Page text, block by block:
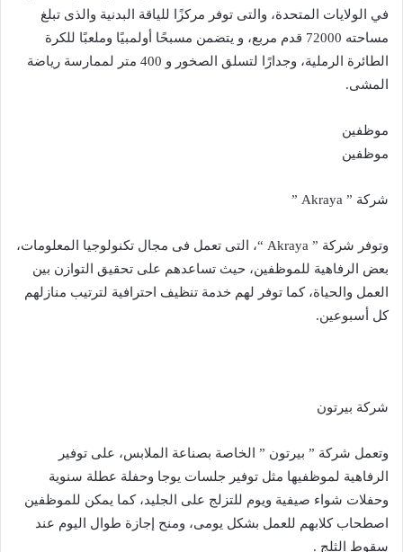
في الولايات المتحدة، والتى توفر مركزًا للياقة البدنية والذى تبلغ
مساحته 72000 قدم مربع، و يتضمن مسبحًا أولمبيًا وملعبًا للكرة
الطائرة الرملية، وجدارًا لتسلق الصخور و 400 متر لممارسة رياضة
المشى.
موظفين
موظفين
شركة ” Akraya ”
وتوفر شركة ” Akraya “، التى تعمل فى مجال تكنولوجيا المعلومات،
بعض الرفاهية للموظفين، حيث تساعدهم على تحقيق التوازن بين
العمل والحياة، كما توفر لهم خدمة تنظيف احترافية لترتيب منازلهم
كل أسبوعين.
شركة بيرتون
وتعمل شركة ” بيرتون ” الخاصة بصناعة الملابس، على توفير
الرفاهية لموظفيها مثل توفير جلسات يوجا وحفلة عطلة سنوية
وحفلات شواء صيفية ويوم للتزلج على الجليد، كما يمكن للموظفين
اصطحاب كلابهم للعمل بشكل يومى، ومنح إجازة طوال اليوم عند
سقوط الثلج .